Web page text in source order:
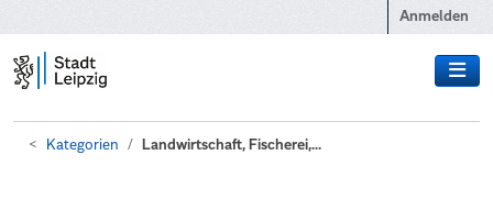
Anmelden
Kategorien Landwirtschaft, Fischerei,...